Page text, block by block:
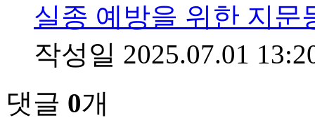
실종 예방을 위한 지문
작성일 2025.07.01
댓글 0개